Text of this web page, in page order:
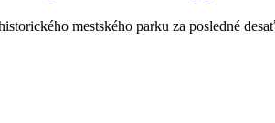
mestského parku za posledné